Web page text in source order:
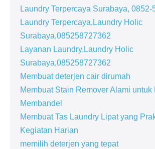
Laundry Terpercaya Surabaya, 0852-
Laundry Terpercaya,Laundry Holic
Surabaya,085258727362
Layanan Laundry,Laundry Holic
Surabaya,085258727362
Membuat deterjen cair dirumah
Membuat Stain Remover Alami untuk
Membandel
Membuat Tas Laundry Lipat yang
Kegiatan Harian
memilih deterjen yang tepat